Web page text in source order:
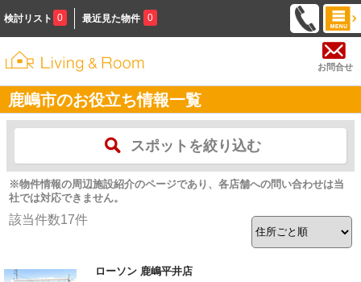
検討リスト 0 最近見た物件 0
お問合せ
鹿嶋市のお役立ち情報一覧
スポットを絞り込む
※物件情報の周辺施設紹介のページであり、各店舗への問い合わせは当
社では対応できません。
該当件数17件
ローソン 鹿嶋平井店